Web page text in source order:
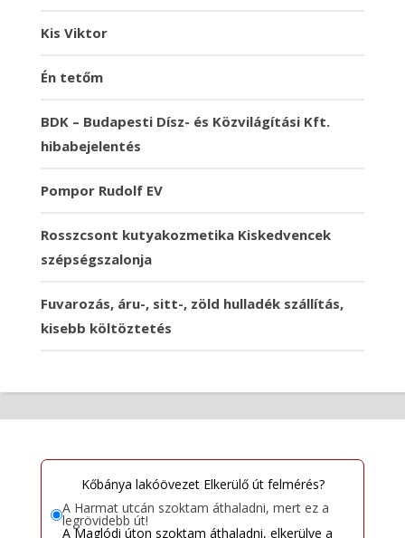
Kis Viktor
Én tetőm
BDK – Budapesti Dísz- és Közvilágítási Kft.
hibabejelentés
Pompor Rudolf EV
Rosszcsont kutyakozmetika Kiskedvencek
szépségszalonja
Fuvarozás, áru-, sitt-, zöld hulladék szállítás,
kisebb költöztetés
Kőbánya lakóövezet Elkerülő út felmérés?
A Harmat utcán szoktam áthaladni, mert ez a
legrövidebb út!
A Maglódi úton szoktam áthaladni, elkerülve a